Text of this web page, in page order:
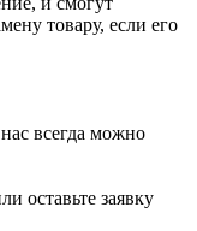
товару, если его
всегда можно
оставьте заявку